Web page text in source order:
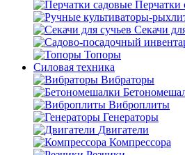
Перчатки
Секачи
Топоры
Силовая техника
Вибраторы
Виброплиты
Генераторы
Двигатели
Компрессора